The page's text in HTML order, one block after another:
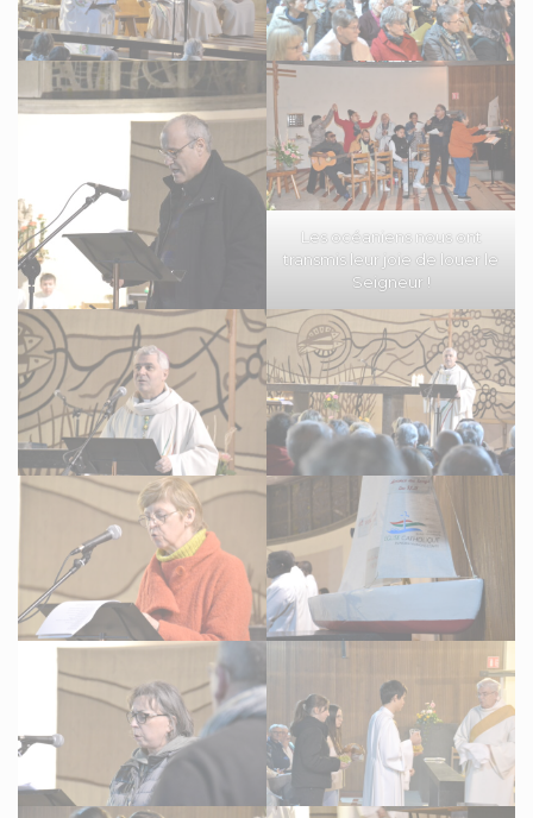
Les océaniens nous ont
transmis leur joie de louer le
Seigneur !